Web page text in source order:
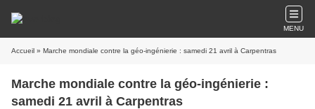
MENU
Accueil » Marche mondiale contre la géo-ingénierie : samedi 21 avril à Carpentras
Marche mondiale contre la géo-ingénierie :
samedi 21 avril à Carpentras